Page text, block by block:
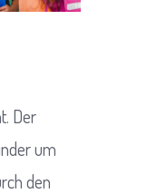
Der
um
den